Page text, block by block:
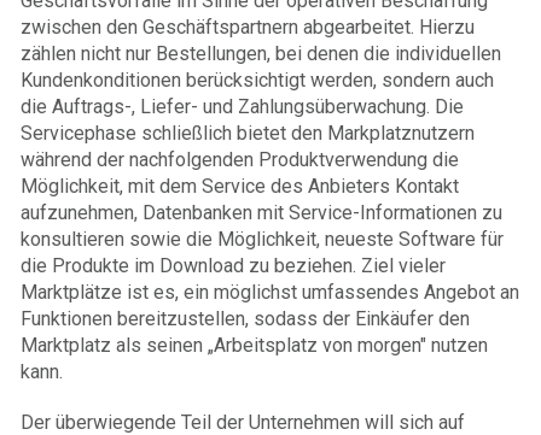
zwischen den Geschäftspartnern abgearbeitet. Hierzu
zählen nicht nur Bestellungen, bei denen die individuellen
Kundenkonditionen berücksichtigt werden, sondern auch
die Auftrags-, Liefer- und Zahlungsüberwachung. Die
Servicephase schließlich bietet den Markplatznutzern
während der nachfolgenden Produktverwendung die
Möglichkeit, mit dem Service des Anbieters Kontakt
aufzunehmen, Datenbanken mit Service-Informationen zu
konsultieren sowie die Möglichkeit, neueste Software für
die Produkte im Download zu beziehen. Ziel vieler
Marktplätze ist es, ein möglichst umfassendes Angebot an
Funktionen bereitzustellen, sodass der Einkäufer den
Marktplatz als seinen „Arbeitsplatz von morgen" nutzen
kann.
Der überwiegende Teil der Unternehmen will sich auf